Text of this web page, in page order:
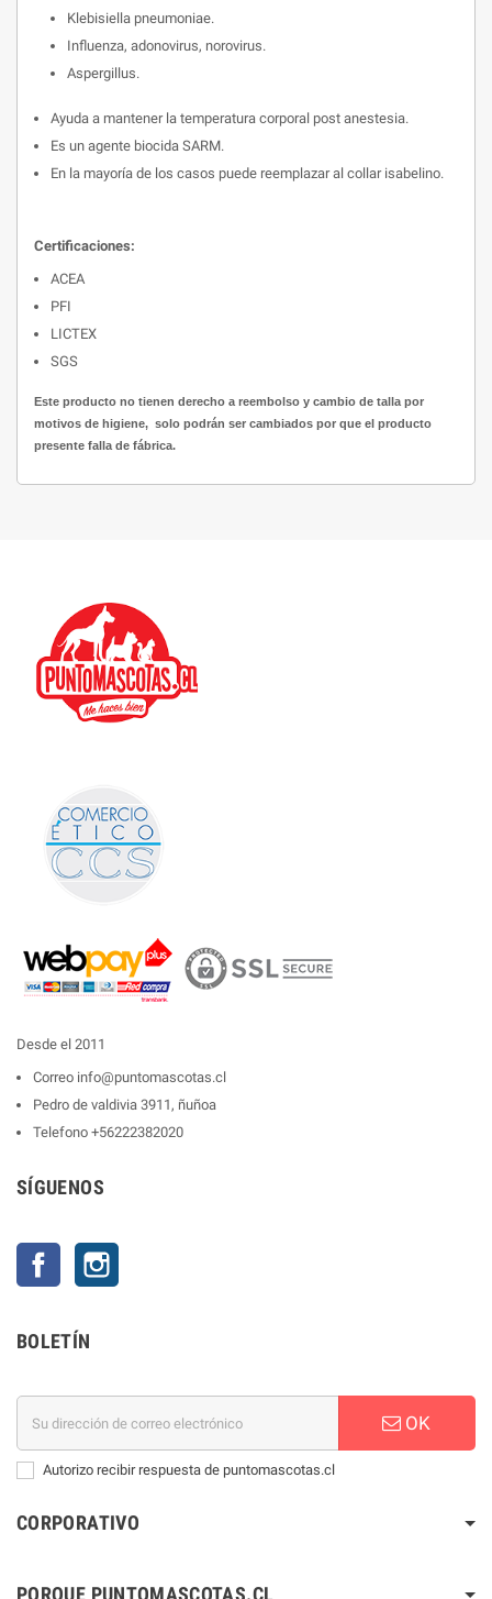
Klebisiella pneumoniae.
Influenza, adonovirus, norovirus.
Aspergillus.
Ayuda a mantener la temperatura corporal post anestesia.
Es un agente biocida SARM.
En la mayoría de los casos puede reemplazar al collar isabelino.
Certificaciones:
ACEA
PFI
LICTEX
SGS
Este producto no tienen derecho a reembolso y cambio de talla por
motivos de higiene, solo podrán ser cambiados por que el producto
presente falla de fábrica.
Desde el 2011
Correo info@puntomascotas.cl
Pedro de valdivia 3911, ñuñoa
Telefono +56222382020
SÍGUENOS
Facebook
BOLETÍN
OK
Autorizo recibir respuesta de puntomascotas.cl
CORPORATIVO
PORQUE PUNTOMASCOTAS.CL